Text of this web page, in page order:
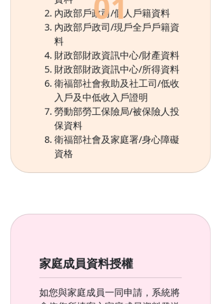
內政部戶政司/個人戶籍資料
內政部戶政司/現戶全戶戶籍資
料
財政部財政資訊中心/財產資料
財政部財政資訊中心/所得資料
衛福部社會救助及社工司/低收
入戶及中低收入戶證明
勞動部勞工保險局/被保險人投
保資料
衛福部社會及家庭署/身心障礙
資格
家庭成員資料授權
如您與家庭成員一同申請，系統將